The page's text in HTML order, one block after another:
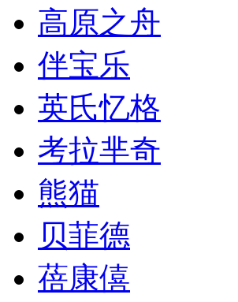
高原之舟
伴宝乐
英氏忆格
考拉芈奇
熊猫
贝菲德
蓓康僖